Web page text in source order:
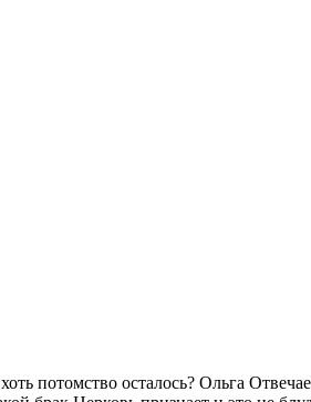
потомство осталось? Ольга